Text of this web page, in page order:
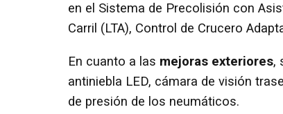
en el Sistema de Precolisión con
Carril (LTA), Control de Crucero
En cuanto a las mejoras exteriores,
antiniebla LED, cámara de visión
de presión de los neumáticos.